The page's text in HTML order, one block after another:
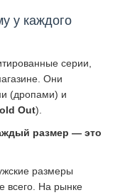
у каждого
серии,
Они
(дропами) и
Out).
размер — это
размеры
всего. На рынке